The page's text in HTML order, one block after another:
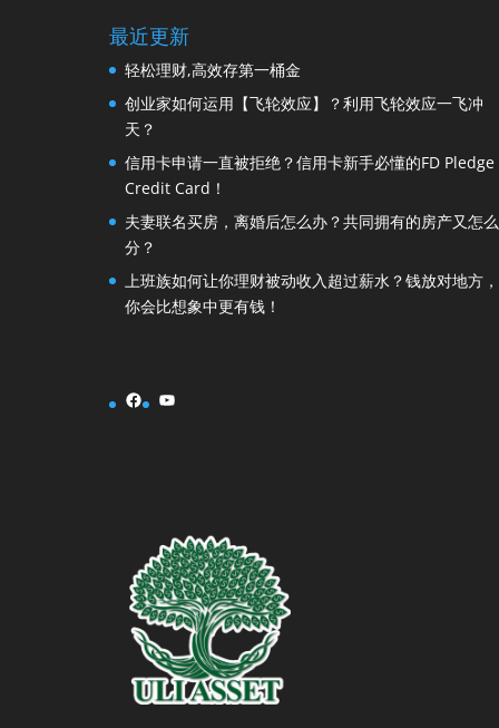
最近更新
轻松理财,高效存第一桶金
创业家如何运用【飞轮效应】？利用飞轮效应一飞冲
天？
信用卡申请一直被拒绝？信用卡新手必懂的FD Pledge
Credit Card！
夫妻联名买房，离婚后怎么办？共同拥有的房产又怎么
分？
上班族如何让你理财被动收入超过薪水？钱放对地方，
你会比想象中更有钱！
FacebookYouTube